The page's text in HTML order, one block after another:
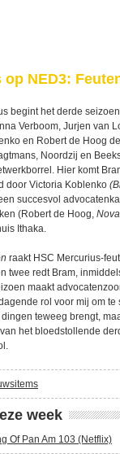
NED3:
begint het derde
Verboom, Jurjen van
en Robert de Hoog
Noordzij en
Hier komt
door Victoria Koblenko
succesvol
(Robert de Hoog,
Ithaka.
raakt HSC Mercurius-
twee redt Bram,
maakt
rol voor mij om
teweeg brengt,
het bloedstollende
week
Of Pan Am 103 (Netflix)